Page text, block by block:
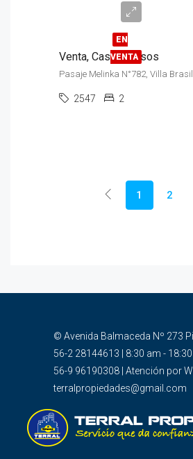
EN
VENTA
Venta, Casa, 2 Pisos
2547 2
1 2
© Avenida Balmaceda Nº 273
56-2 28144613 | 8:30 am -
56-9 96190308 | Atención por
terralpropiedades@gmail.com